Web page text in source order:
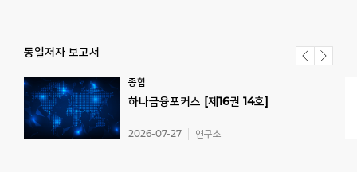
동일저자 보고서
종합
하나금융포커스 [제16권 14호]
2026-07-27 연구소